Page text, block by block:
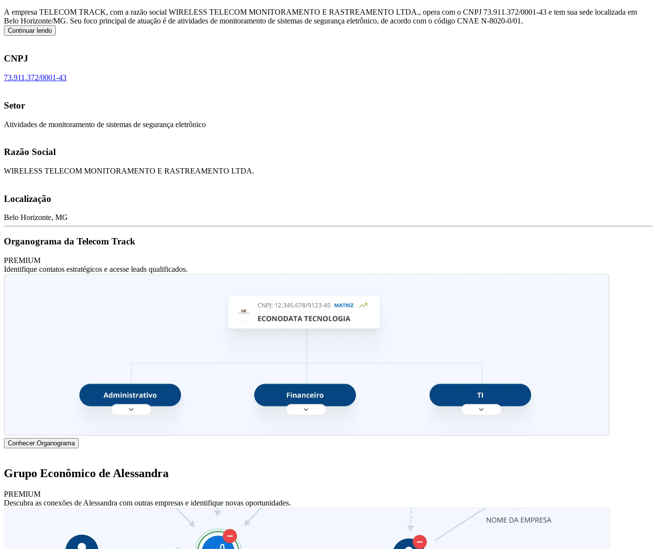
A empresa TELECOM TRACK, com a razão social WIRELESS TELECOM MONITORAMENTO E RASTREAMENTO LTDA., opera com o CNPJ 73.911.372/0001-43 e tem sua sede localizada em
Belo Horizonte/MG. Seu foco principal de atuação é de atividades de monitoramento de sistemas de segurança eletrônico, de acordo com o código CNAE N-8020-0/01.
Continuar lendo
CNPJ
73.911.372/0001-43
Setor
Atividades de monitoramento de sistemas de segurança eletrônico
Razão Social
WIRELESS TELECOM MONITORAMENTO E RASTREAMENTO LTDA.
Localização
Belo Horizonte, MG
Organograma da Telecom Track
PREMIUM
Identifique contatos estratégicos e acesse leads qualificados.
Conhecer Organograma
Grupo Econômico de Alessandra
PREMIUM
Descubra as conexões de Alessandra com outras empresas e identifique novas oportunidades.